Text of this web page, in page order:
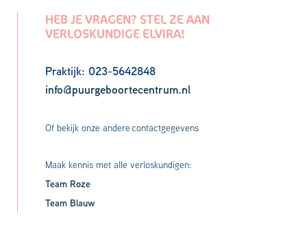
HEB JE VRAGEN? STEL ZE AAN
VERLOSKUNDIGE ELVIRA!
Praktijk: 023-5642848
info@puurgeboortecentrum.nl
Of bekijk onze anderecontactgegevens
Maak kennis met alle verloskundigen:
Team Roze
Team Blauw